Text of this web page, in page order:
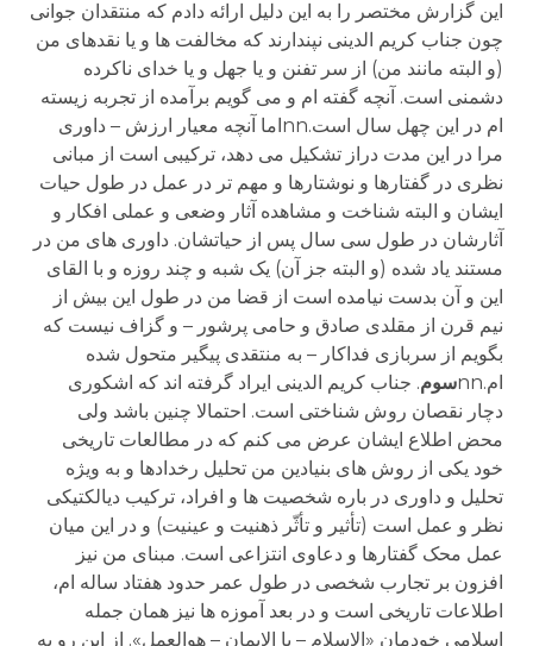
این گزارش مختصر را به این دلیل ارائه دادم که منتقدان جوانی
چون جناب کریم الدینی نپندارند که مخالفت ها و یا نقدهای من
(و البته مانند من) از سر تفنن و یا جهل و یا خدای ناکرده
دشمنی است. آنچه گفته ام و می گویم برآمده از تجربه زیسته
ام در این چهل سال است.nnاما آنچه معیار ارزش – داوری
مرا در این مدت دراز تشکیل می دهد، ترکیبی است از مبانی
نظری در گفتارها و نوشتارها و مهم تر در عمل در طول حیات
ایشان و البته شناخت و مشاهده آثار وضعی و عملی افکار و
آثارشان در طول سی سال پس از حیاتشان. داوری های من در
مستند یاد شده (و البته جز آن) یک شبه و چند روزه و با القای
این و آن بدست نیامده است از قضا من در طول این بیش از
نیم قرن از مقلدی صادق و حامی پرشور – و گزاف نیست که
بگویم از سربازی فداکار – به منتقدی پیگیر متحول شده
ام.nn
سوم. جناب کریم الدینی ایراد گرفته اند که اشکوری
دچار نقصان روش شناختی است. احتمالا چنین باشد ولی
محض اطلاع ایشان عرض می کنم که در مطالعات تاریخی
خود یکی از روش های بنیادین من تحلیل رخدادها و به ویژه
تحلیل و داوری در باره شخصیت ها و افراد، ترکیب دیالکتیکی
نظر و عمل است (تأثیر و تأثّر ذهنیت و عینیت) و در این میان
عمل محک گفتارها و دعاوی انتزاعی است. مبنای من نیز
افزون بر تجارب شخصی در طول عمر حدود هفتاد ساله ام،
اطلاعات تاریخی است و در بعد آموزه ها نیز همان جمله
اسلامی خودمان «الاسلام – یا الایمان – هوالعمل». از این رو به